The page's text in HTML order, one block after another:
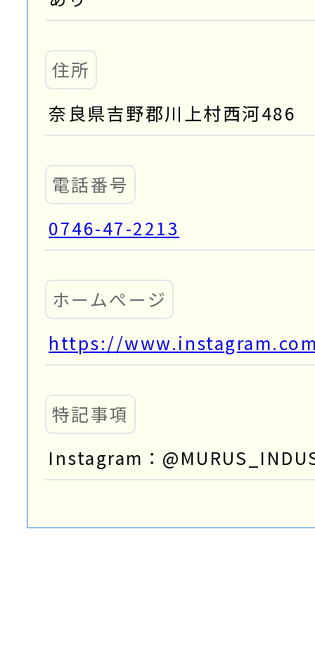
住所
奈良県吉野郡川上村西河486
電話番号
0746-47-2213
ホームぺージ
https://
特記事項
Instagram：